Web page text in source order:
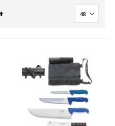
Ordre